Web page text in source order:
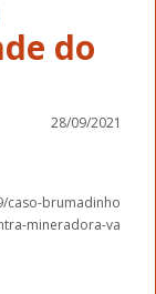
do
28/09/2021
caso-brumadinho
mineradora-va